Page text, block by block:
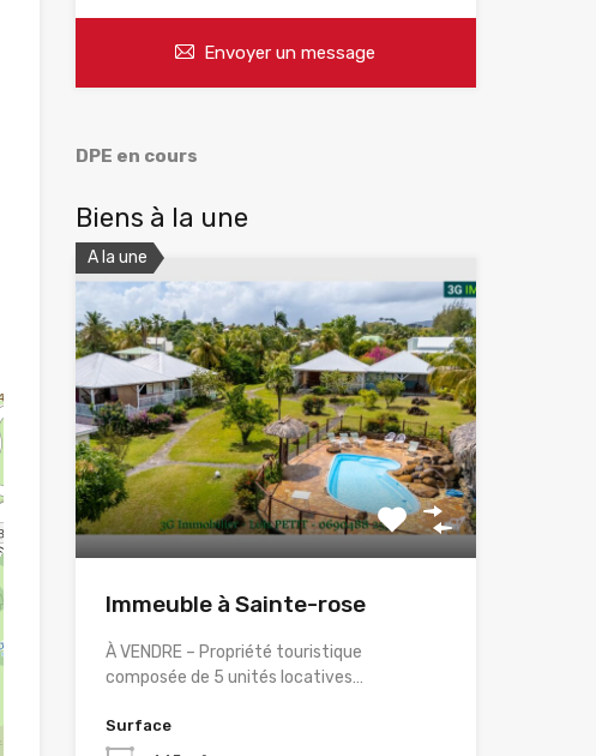
Envoyer un message
DPE en cours
Biens à la une
A la une
Immeuble à Sainte-rose
À VENDRE – Propriété touristique
composée de 5 unités locatives…
Surface